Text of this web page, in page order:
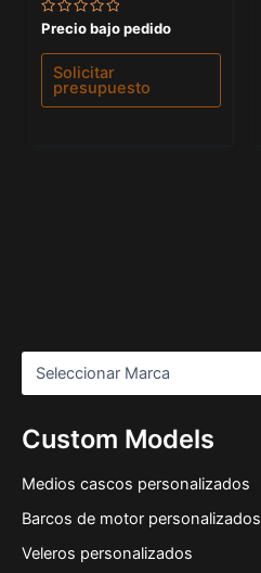
Custom Models
Medios cascos personalizados
Barcos de motor personalizados
Veleros personalizados
Valorado
con
0
de
Precio bajo pedido
Solicitar
presupuesto